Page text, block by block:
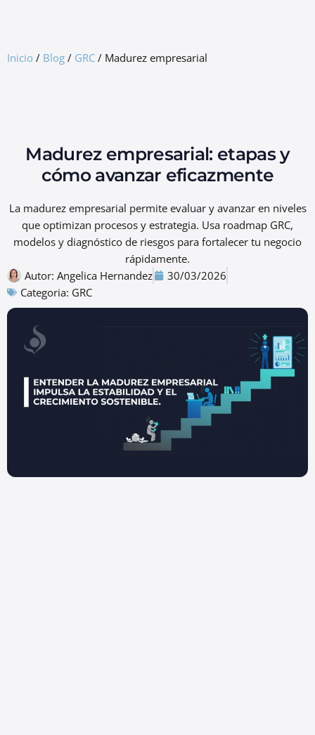
Inicio / Blog / GRC / Madurez empresarial
Madurez empresarial: etapas y
cómo avanzar eficazmente
La madurez empresarial permite evaluar y avanzar en niveles
que optimizan procesos y estrategia. Usa roadmap GRC,
modelos y diagnóstico de riesgos para fortalecer tu negocio
rápidamente.
Autor: Angelica Hernandez
30/03/2026
Categoria: GRC